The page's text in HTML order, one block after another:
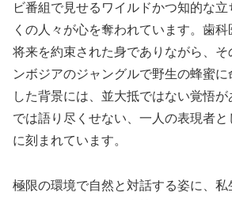
ビ番組で見せるワイルドかつ知的な
くの人々が心を奪われています。歯
将来を約束された身でありながら、そ
ンボジアのジャングルで野生の蜂蜜
した背景には、並大抵ではない覚悟
では語り尽くせない、一人の表現者と
に刻まれています。
極限の環境で自然と対話する姿に、